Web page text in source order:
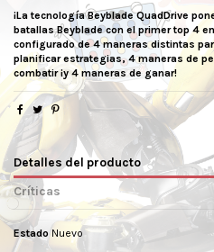
¡La tecnología Beyblade QuadDrive
batallas Beyblade con el primer top 4
configurado de 4 maneras distintas
planificar estrategias, 4 maneras de
combatir ¡y 4 maneras de ganar!
Detalles del producto
Críticas
Estado Nuevo